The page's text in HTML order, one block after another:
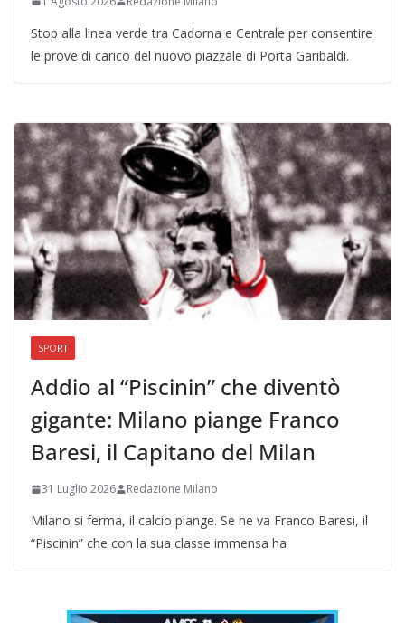
Stop alla linea verde tra Cadorna e Centrale per consentire
le prove di carico del nuovo piazzale di Porta Garibaldi.
SPORT
Addio al “Piscinin” che diventò
gigante: Milano piange Franco
Baresi, il Capitano del Milan
31 Luglio 2026 Redazione Milano
Milano si ferma, il calcio piange. Se ne va Franco Baresi, il
“Piscinin” che con la sua classe immensa ha